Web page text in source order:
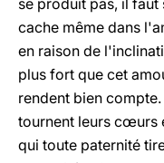
se produit pas, il
cache même dans
en raison de
plus fort que cet
rendent bien
tournent leurs cœurs
qui toute paternité